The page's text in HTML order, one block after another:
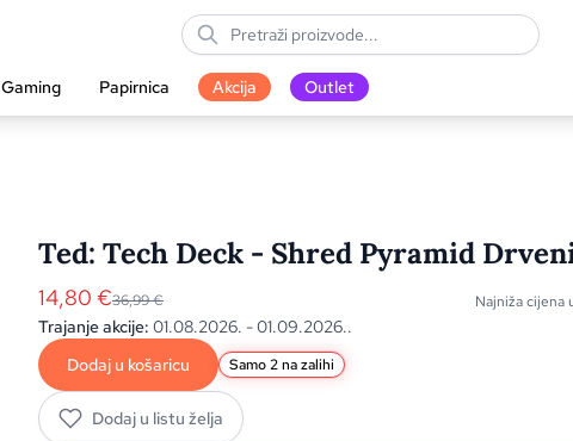
Gaming Papirnica Akcija Outlet
Ted: Tech Deck - Shred Pyramid
14,80 €36,99€ Najniža cijena
Trajanje akcije: 01.08.2026. - 01.09.2026..
Dodaj u košaricu
Samo 2 na zalihi
Dodaj u listu želja